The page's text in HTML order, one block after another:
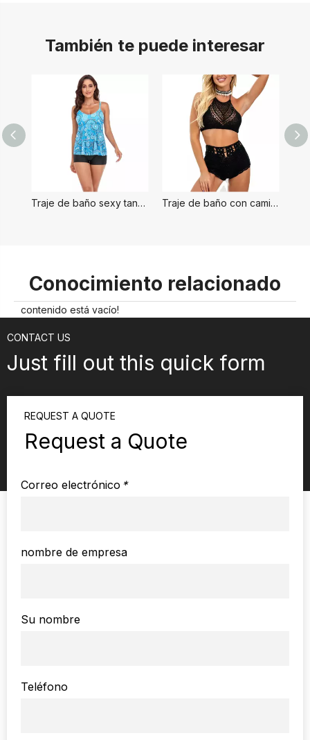
También te puede interesar
Traje de baño sexy tankini para mujer Traje de baño con camiseta sin mangas floral Tankini
Conocimiento relacionado
contenido está vacío!
CONTACT US
Just fill out this quick form
REQUEST A QUOTE
Request a Quote
*
Correo electrónico
nombre de empresa
Su nombre
Teléfono